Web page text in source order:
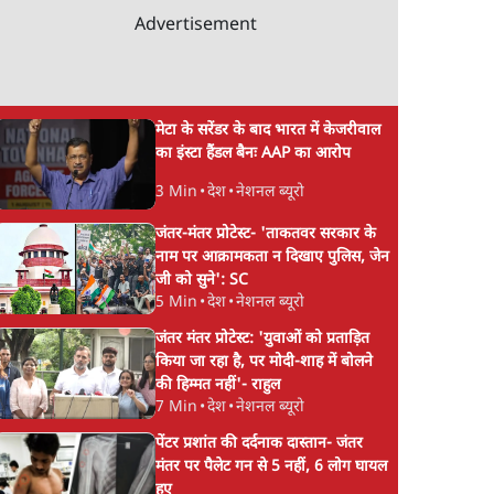
Advertisement
मेटा के सरेंडर के बाद भारत में केजरीवाल
का इंस्टा हैंडल बैनः AAP का आरोप
3 Min •देश•नेशनल ब्यूरो
जंतर-मंतर प्रोटेस्ट- 'ताकतवर सरकार के
नाम पर आक्रामकता न दिखाए पुलिस, जेन
जी को सुने': SC
5 Min •देश•नेशनल ब्यूरो
जंतर मंतर प्रोटेस्ट: 'युवाओं को प्रताड़ित
किया जा रहा है, पर मोदी-शाह में बोलने
की हिम्मत नहीं'- राहुल
7 Min •देश•नेशनल ब्यूरो
पेंटर प्रशांत की दर्दनाक दास्तान- जंतर
मंतर पर पैलेट गन से 5 नहीं, 6 लोग घायल